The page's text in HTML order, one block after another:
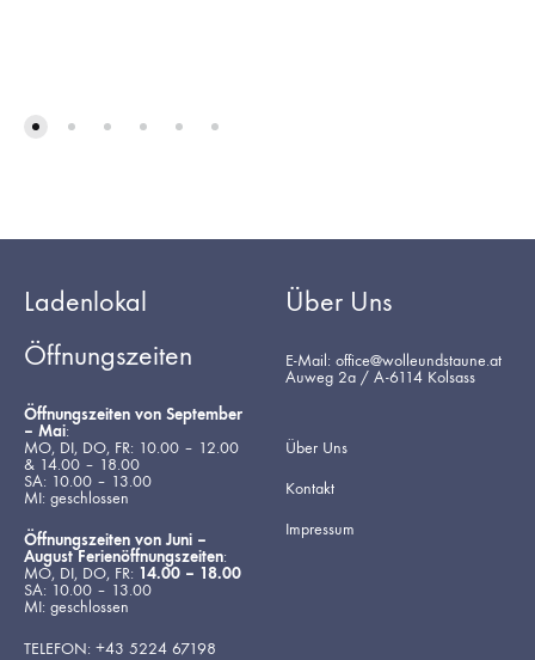
Ladenlokal
Öffnungszeiten
Öffnungszeiten von September
– Mai:
MO, DI, DO, FR: 10.00 – 12.00
& 14.00 – 18.00
SA: 10.00 – 13.00
MI: geschlossen
Öffnungszeiten von Juni –
August Ferienöffnungszeiten:
MO, DI, DO, FR: 14.00 – 18.00
SA: 10.00 – 13.00
MI: geschlossen
TELEFON: +43 5224 67198
Über Uns
E-Mail: office@wolleundstaune.at
Auweg 2a / A-6114 Kolsass
Über Uns
Kontakt
Impressum